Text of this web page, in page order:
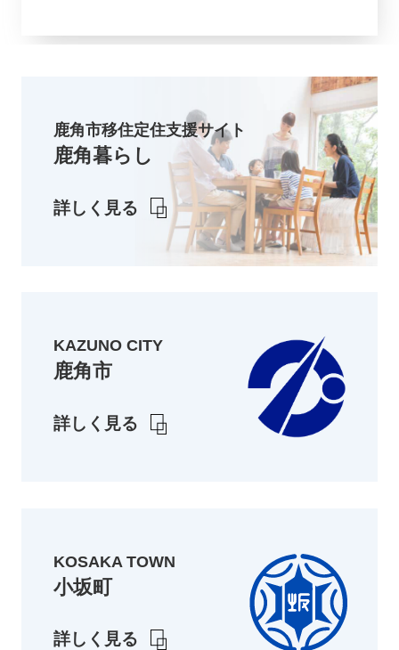
鹿角市移住定住支援サイト
鹿角暮らし
詳しく見る
KAZUNO CITY
鹿角市
詳しく見る
KOSAKA TOWN
小坂町
詳しく見る